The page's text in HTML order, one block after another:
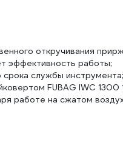
откручивания
эффективность работы;
службы инструмента;
FUBAG IWC 1300
работе на сжатом